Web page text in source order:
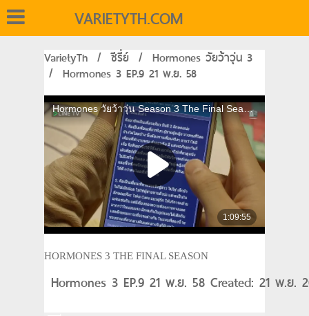
VARIETYTH.COM
VarietyTh / ซีรี่ย์ / Hormones วัยว้าวุ่น 3
/ Hormones 3 EP.9 21 พ.ย. 58
HORMONES 3 THE FINAL SEASON
Hormones 3 EP.9 21 พ.ย. 58 Created: 21 พ.ย.